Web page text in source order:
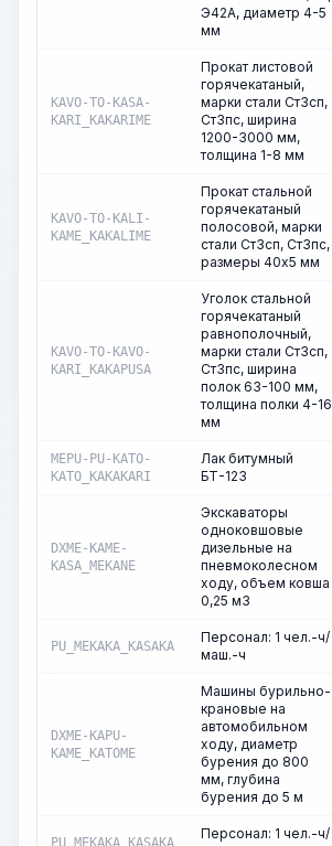
Э42А, диаметр 4-5
мм
KAVO-TO-KASA-
KARI_KAKARIME
Прокат листовой
горячекатаный,
марки стали Ст3сп,
Ст3пс, ширина
1200-3000 мм,
толщина 1-8 мм
KAVO-TO-KALI-
KAME_KAKALIME
Прокат стальной
горячекатаный
полосовой, марки
стали Ст3сп, Ст3пс,
размеры 40х5 мм
KAVO-TO-KAVO-
KARI_KAKAPUSA
Уголок стальной
горячекатаный
равнополочный,
марки стали Ст3сп,
Ст3пс, ширина
полок 63-100 мм,
толщина полки 4-16
мм
MEPU-PU-KATO-
KATO_KAKAKARI
Лак битумный
БТ-123
DXME-KAME-
KASA_MEKANE
Экскаваторы
одноковшовые
дизельные на
пневмоколесном
ходу, объем ковша
0,25 м3
PU_MEKAKA_KASAKA
Персонал: 1 чел.-ч/
маш.-ч
DXME-KAPU-
KAME_KATOME
Машины бурильно-
крановые на
автомобильном
ходу, диаметр
бурения до 800
мм, глубина
бурения до 5 м
PU_MEKAKA_KASAKA
Персонал: 1 чел.-ч/